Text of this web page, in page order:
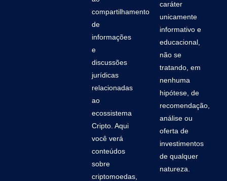
compartilhamento
de
informações
e
discussões
jurídicas
relacionadas
ao
ecossistema
Cripto. Aqui
você verá
conteúdos
sobre
criptomoedas,
caráter
unicamente
informativo e
educacional,
não se
tratando, em
nenhuma
hipótese, de
recomendação,
análise ou
oferta de
investimentos
de qualquer
natureza.